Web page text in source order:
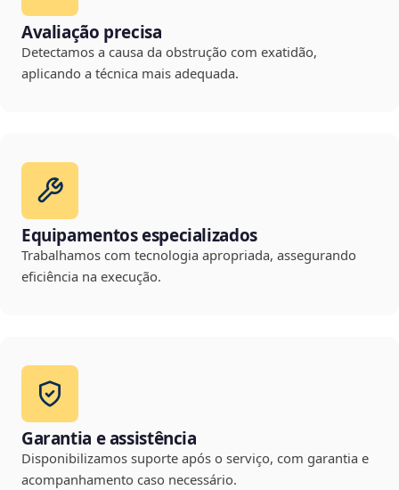
Avaliação precisa
Detectamos a causa da obstrução com exatidão,
aplicando a técnica mais adequada.
Equipamentos especializados
Trabalhamos com tecnologia apropriada, assegurando
eficiência na execução.
Garantia e assistência
Disponibilizamos suporte após o serviço, com garantia e
acompanhamento caso necessário.